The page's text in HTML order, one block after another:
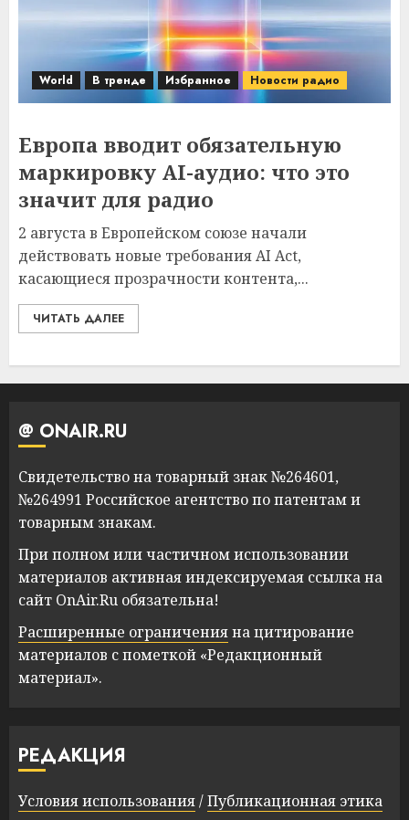
World В тренде Избранное Новости радио
Европа вводит обязательную
маркировку AI-аудио: что это
значит для радио
2 августа в Европейском союзе начали
действовать новые требования AI Act,
касающиеся прозрачности контента,...
ЧИТАТЬ ДАЛЕЕ
@ ONAIR.RU
Свидетельство на товарный знак №264601,
№264991 Российское агентство по патентам и
товарным знакам.
При полном или частичном использовании
материалов активная индексируемая ссылка на
сайт OnAir.Ru обязательна!
Расширенные ограниченияна цитирование
материалов с пометкой «Редакционный
материал».
РЕДАКЦИЯ
Условия использования/Публикационная этика